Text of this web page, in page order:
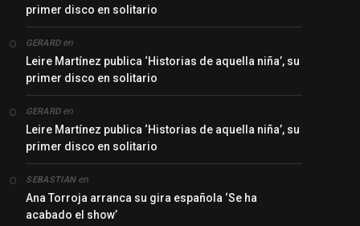
primer disco en solitario
GERARDen
Leire Martínez publica ‘Historias de aquella niña’, su
primer disco en solitario
GERARDen
Leire Martínez publica ‘Historias de aquella niña’, su
primer disco en solitario
SEBASTIANen
Ana Torroja arranca su gira española ‘Se ha
acabado el show’